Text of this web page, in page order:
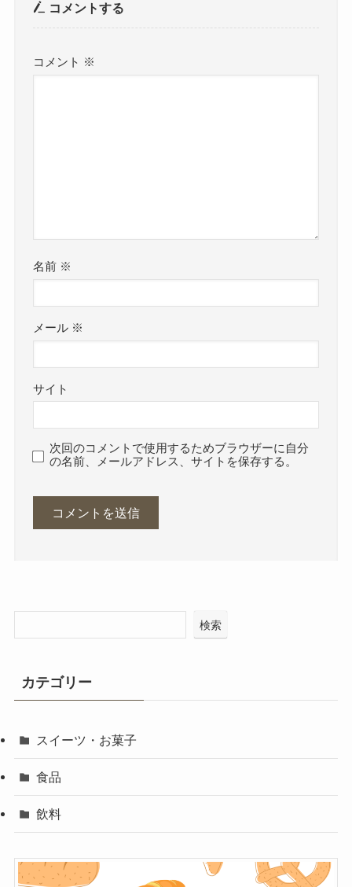
コメントする
コメント ※
名前 ※
メール ※
サイト
次回のコメントで使用するためブラウザーに自分
の名前、メールアドレス、サイトを保存する。
検索
カテゴリー
スイーツ・お菓子
食品
飲料